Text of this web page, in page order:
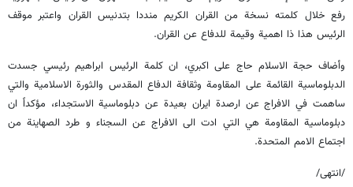
رفع خلال كلمته نسخة من القران الكريم منددا بتدنيس القران واعتبر موقف
الرئيس هذا ذا اهمية وقيمة للدفاع عن القران.
وأضاف حجة الاسلام حاج على اكبري، ان كلمة الرئيس ابراهيم رئيسي جسدت
الدبلوماسية القائمة على المقاومة وثقافة الدفاع المقدس والثورة الاسلامية والتي
ساهمت في الافراج عن ارصدة ايران بعيدة عن دبلوماسية الاستجداء، مؤكداً ان
دبلوماسية المقاومة هي التي ادت الى الافراج عن السجناء و طرد الصهاينة من
اجتماع الامم المتحدة.
/انتهى/